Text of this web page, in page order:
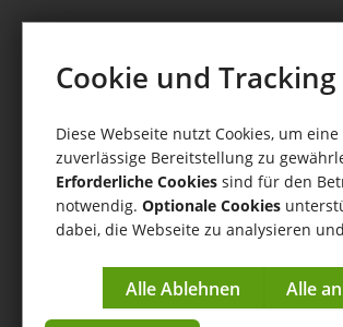
Cookie und Tracking
Diese Webseite nutzt Cookies, um
zuverlässige Bereitstellung zu
Erforderliche Cookies sind für den
notwendig. Optionale Cookies
dabei, die Webseite zu analysieren und
Impressum| Datenschutzerklärung